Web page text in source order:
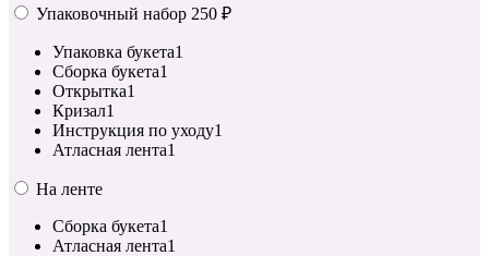
Упаковочный набор 250 ₽
Упаковка букета1
Сборка букета1
Открытка1
Кризал1
Инструкция по уходу1
Атласная лента1
На ленте
Сборка букета1
Атласная лента1